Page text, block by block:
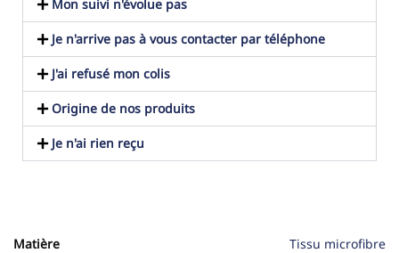
Mon suivi n'évolue pas
Je n'arrive pas à vous contacter par téléphone
J'ai refusé mon colis
Origine de nos produits
Je n'ai rien reçu
Matière Tissu microfibre